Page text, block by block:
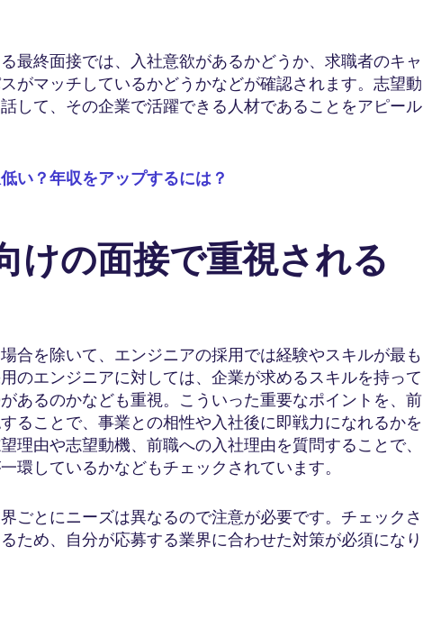
最終面接では、入社意欲があるかどうか、求職者のキャ
がマッチしているかどうかなどが確認されます。志望動
して、その企業で活躍できる人材であることをアピール
い？年収をアップするには？
けの面接で重視される
合を除いて、エンジニアの採用では経験やスキルが最も
のエンジニアに対しては、企業が求めるスキルを持って
あるのかなども重視。こういった重要なポイントを、前
ることで、事業との相性や入社後に即戦力になれるかを
理由や志望動機、前職への入社理由を質問することで、
環しているかなどもチェックされています。
ごとにニーズは異なるので注意が必要です。チェックさ
ため、自分が応募する業界に合わせた対策が必須になり